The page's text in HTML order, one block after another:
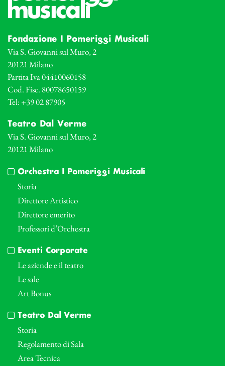
Fondazione I Pomeriggi Musicali
Via S. Giovanni sul Muro, 2
20121 Milano
Partita Iva 04410060158
Cod. Fisc. 80078650159
Tel: +39 02 87905
Teatro Dal Verme
Via S. Giovanni sul Muro, 2
20121 Milano
Orchestra I Pomeriggi Musicali
Storia
Direttore Artistico
Direttore emerito
Professori d’Orchestra
Eventi Corporate
Le aziende e il teatro
Le sale
Art Bonus
Teatro Dal Verme
Storia
Regolamento di Sala
Area Tecnica